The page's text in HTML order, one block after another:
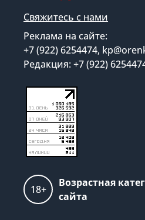
Свяжитесь с нами
Реклама на сайте:
+7 (922) 6254474,
Редакция: +7 (922)
18+
Возрастная
сайта